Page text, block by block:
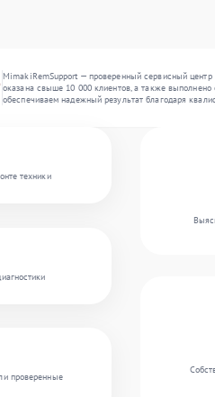
MimakiRemSupport — проверенный сервисный
оказана свыше 10 000 клиентов, а также
обеспечиваем надежный результат благодаря
техники
проверенные